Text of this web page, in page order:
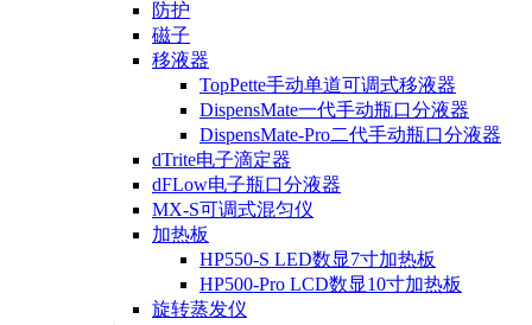
防护
磁子
移液器
TopPette手动单道可调式移液器
DispensMate一代手动瓶口分液器
DispensMate-Pro二代手动瓶口分液器
dTrite电子滴定器
dFLow电子瓶口分液器
MX-S可调式混匀仪
加热板
HP550-S LED数显7寸加热板
HP500-Pro LCD数显10寸加热板
旋转蒸发仪